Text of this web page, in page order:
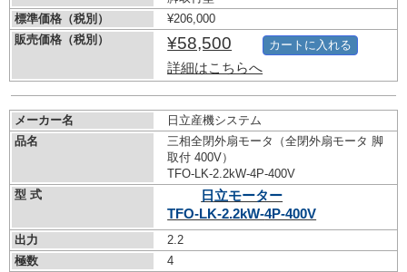
標準価格（税別）
¥206,000
販売価格（税別）
¥58,500
詳細はこちらへ
カートに入れる
メーカー名
日立産機システム
品名
三相全閉外扇モータ（全閉外扇モータ 脚
取付 400V）
TFO-LK-2.2kW-4P-400V
型 式
日立モーター
TFO-LK-2.2kW-4P-400V
出力
2.2
極数
4